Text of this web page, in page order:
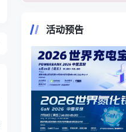
活动预告